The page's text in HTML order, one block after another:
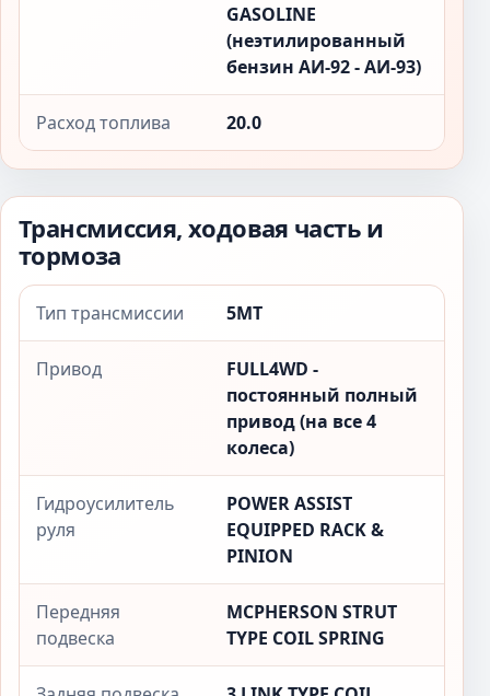
GASOLINE
(неэтилированный
бензин АИ-92 - АИ-93)
Расход топлива 20.0
Трансмиссия, ходовая часть и
тормоза
Тип трансмиссии 5MT
Привод
FULL4WD -
постоянный полный
привод (на все 4
колеса)
Гидроусилитель
руля
POWER ASSIST
EQUIPPED RACK &
PINION
Передняя
подвеска
MCPHERSON STRUT
TYPE COIL SPRING